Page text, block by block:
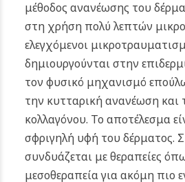
μέθοδος ανανέωσης του
στη χρήση πολύ λεπτών
ελεγχόμενοι
δημιουργούνται στην
τον φυσικό μηχανισμό
την κυτταρική ανανέωση
κολλαγόνου. Το αποτέλεσμα
σφριγηλή υφή του δέρματος.
συνδυάζεται με θεραπείες
μεσοθεραπεία για ακόμη πιο